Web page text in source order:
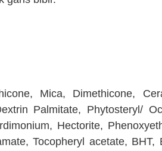
Mica, Dimethicone,
Palmitate, Phytosteryl/
Hectorite,
Tocopheryl acetate,